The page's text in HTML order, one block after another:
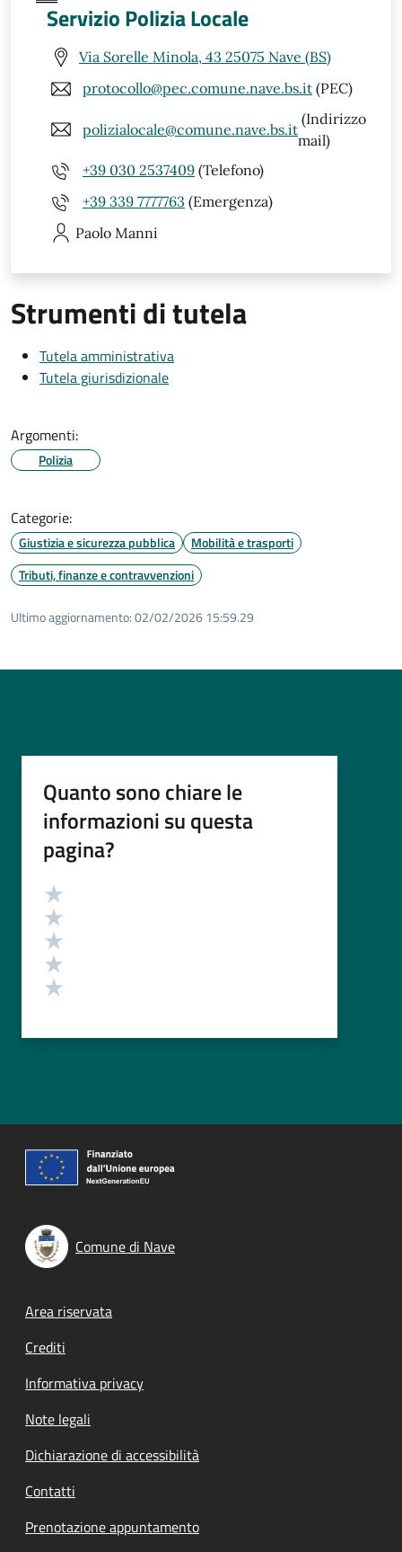
Servizio Polizia Locale
Via Sorelle Minola, 43 25075 Nave (BS)
protocollo@pec.comune.nave.bs.it (PEC)
polizialocale@comune.nave.bs.it
(Indirizzo
mail)
+39 030 2537409 (Telefono)
+39 339 7777763 (Emergenza)
Paolo Manni
Strumenti di tutela
Tutela amministrativa
Tutela giurisdizionale
Argomenti:
Polizia
Categorie:
Giustizia e sicurezza pubblica
Mobilità e trasporti
Tributi, finanze e contravvenzioni
Ultimo aggiornamento:02/02/2026 15:59.29
Quanto sono chiare le
informazioni su questa
pagina?
Valutazione
Comune di Nave
Footer menu
Area riservata
Crediti
Informativa privacy
Note legali
Dichiarazione di accessibilità
Contatti
Prenotazione appuntamento